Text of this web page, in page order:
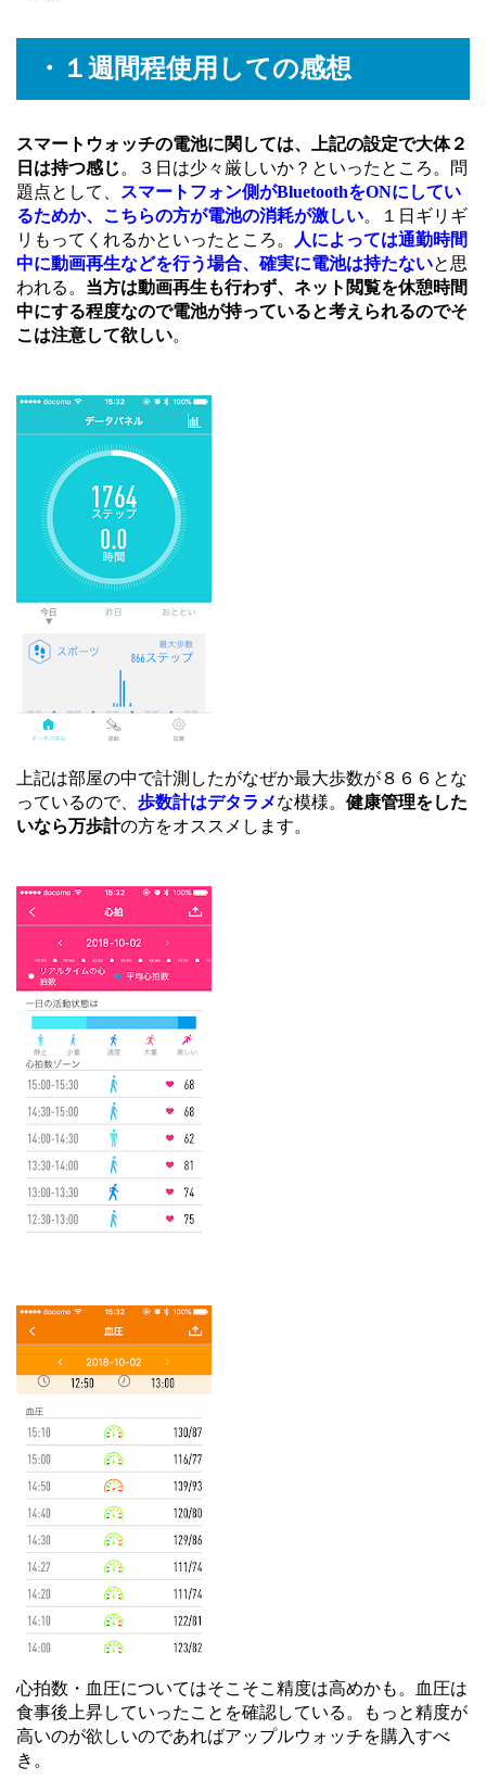
・１週間程使用しての感想
スマートウォッチの電池に関しては、上記の設定で大体２
日は持つ感じ。３日は少々厳しいか？といったところ。問
題点として、
スマートフォン側がBluetoothをONにしてい
るためか、こちらの方が電池の消耗が激しい。１日ギリギ
リもってくれるかといったところ。
人によっては通勤時間
中に動画再生などを行う場合、確実に電池は持たないと思
われる。 当方は動画再生も行わず、ネット閲覧を休憩時間
中にする程度なので電池が持っていると考えられるのでそ
こは注意して欲しい。
上記は部屋の中で計測したがなぜか最大歩数が８６６とな
っているので、 歩数計はデタラメな模様。 健康管理をした
いなら万歩計の方をオススメします。
心拍数・血圧についてはそこそこ精度は高めかも。血圧は
食事後上昇していったことを確認している。もっと精度が
高いのが欲しいのであればアップルウォッチを購入すべ
き。